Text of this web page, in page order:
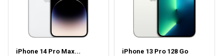
iPhone 14 Pro Max... iPhone 13 Pro 128 Go